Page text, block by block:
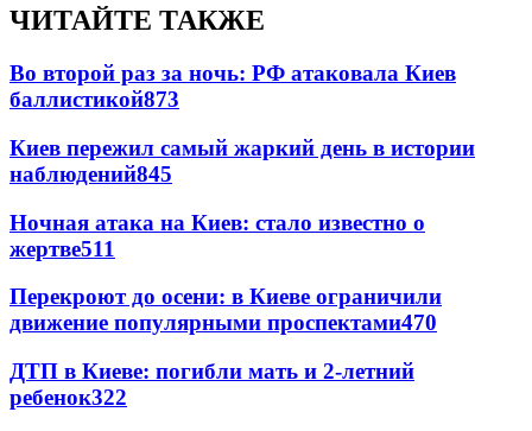
ЧИТАЙТЕ ТАКЖЕ
Во второй раз за ночь: РФ атаковала Киев
баллистикой873
Киев пережил самый жаркий день в истории
наблюдений845
Ночная атака на Киев: стало известно о
жертве511
Перекроют до осени: в Киеве ограничили
движение популярными проспектами470
ДТП в Киеве: погибли мать и 2-летний
ребенок322